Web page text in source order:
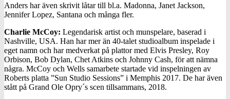
Anders har även skrivit låtar till bl.a. Madonna, Janet Jackson,
Jennifer Lopez, Santana och många fler.
Charlie McCoy: Legendarisk artist och munspelare, baserad i
Nashville, USA. Han har mer än 40-talet studioalbum inspelade i
eget namn och har medverkat på plattor med Elvis Presley, Roy
Orbison, Bob Dylan, Chet Atkins och Johnny Cash, för att nämna
några. McCoy och Wells samarbete startade vid inspelningen av
Roberts platta ”Sun Studio Sessions” i Memphis 2017. De har även
stått på Grand Ole Opry´s scen tillsammans, 2018.